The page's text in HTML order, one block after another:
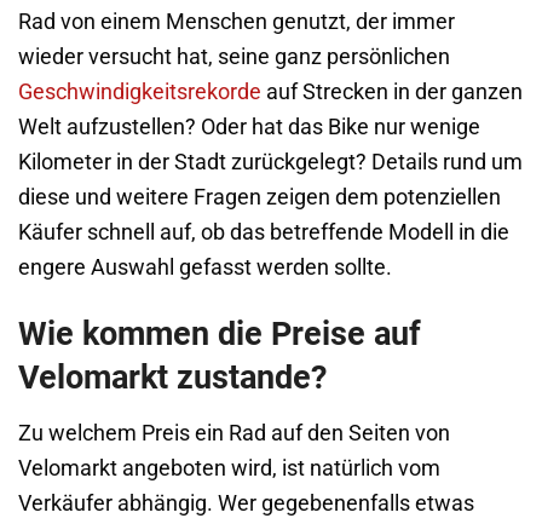
Rad von einem Menschen genutzt, der immer
wieder versucht hat, seine ganz persönlichen
Geschwindigkeitsrekorde auf Strecken in der ganzen
Welt aufzustellen? Oder hat das Bike nur wenige
Kilometer in der Stadt zurückgelegt? Details rund um
diese und weitere Fragen zeigen dem potenziellen
Käufer schnell auf, ob das betreffende Modell in die
engere Auswahl gefasst werden sollte.
Wie kommen die Preise auf
Velomarkt zustande?
Zu welchem Preis ein Rad auf den Seiten von
Velomarkt angeboten wird, ist natürlich vom
Verkäufer abhängig. Wer gegebenenfalls etwas